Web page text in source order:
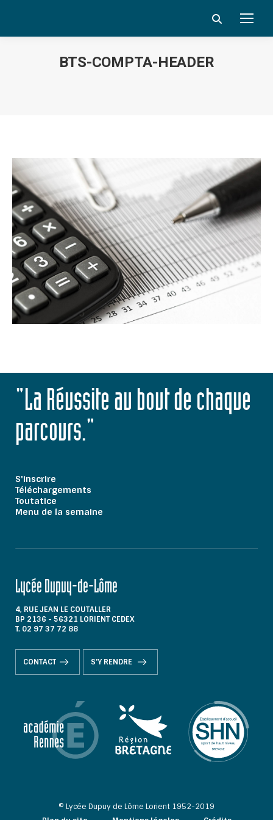
Search:
BTS-COMPTA-HEADER
"La Réussite au bout de chaque
parcours."
S'inscrire
Téléchargements
Toutatice
Menu de la semaine
Lycée Dupuy-de-Lôme
4, RUE JEAN LE COUTALLER
BP 2136 - 56321 LORIENT CEDEX
T. 02 97 37 72 88
CONTACT S'Y RENDRE
© Lycée Dupuy de Lôme Lorient 1952-2019